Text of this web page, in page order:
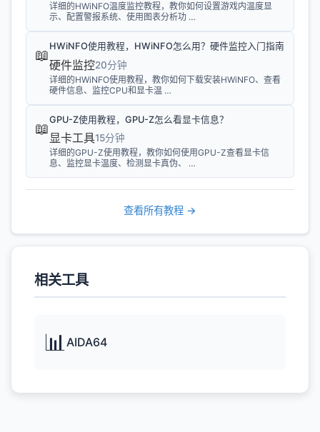
详细的HWiNFO温度监控教程，教你如何设置游戏内温度显
示、配置警报系统、使用图表分析功 …
📖
HWiNFO使用教程，HWiNFO怎么用？硬件监控入门指南
硬件监控20分钟
详细的HWiNFO使用教程，教你如何下载安装HWiNFO、查看
硬件信息、监控CPU和显卡温 …
📖
GPU-Z使用教程，GPU-Z怎么看显卡信息？
显卡工具15分钟
详细的GPU-Z使用教程，教你如何使用GPU-Z查看显卡信
息、监控显卡温度、检测显卡真伪、 …
查看所有教程 →
相关工具
📊AIDA64